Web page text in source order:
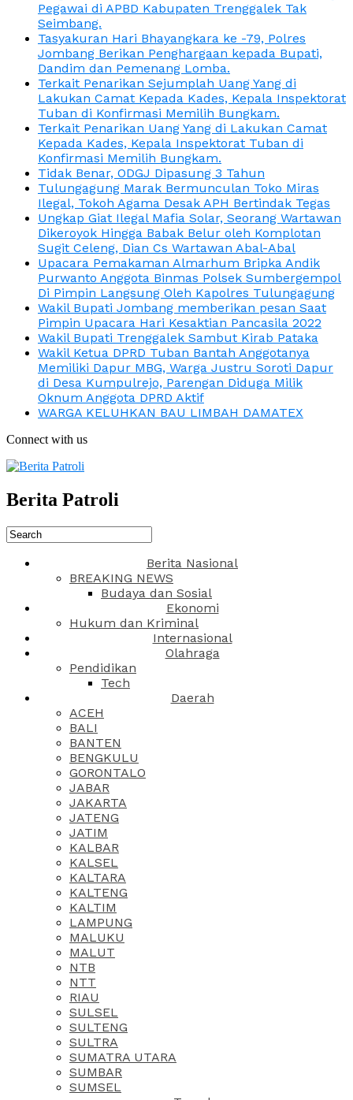
Pegawai di APBD Kabupaten Trenggalek Tak
Seimbang.
Tasyakuran Hari Bhayangkara ke -79, Polres
Jombang Berikan Penghargaan kepada Bupati,
Dandim dan Pemenang Lomba.
Terkait Penarikan Sejumplah Uang Yang di
Lakukan Camat Kepada Kades, Kepala Inspektorat
Tuban di Konfirmasi Memilih Bungkam.
Terkait Penarikan Uang Yang di Lakukan Camat
Kepada Kades, Kepala Inspektorat Tuban di
Konfirmasi Memilih Bungkam.
Tidak Benar, ODGJ Dipasung 3 Tahun
Tulungagung Marak Bermunculan Toko Miras
Ilegal, Tokoh Agama Desak APH Bertindak Tegas
Ungkap Giat Ilegal Mafia Solar, Seorang Wartawan
Dikeroyok Hingga Babak Belur oleh Komplotan
Sugit Celeng, Dian Cs Wartawan Abal-Abal
Upacara Pemakaman Almarhum Bripka Andik
Purwanto Anggota Binmas Polsek Sumbergempol
Di Pimpin Langsung Oleh Kapolres Tulungagung
Wakil Bupati Jombang memberikan pesan Saat
Pimpin Upacara Hari Kesaktian Pancasila 2022
Wakil Bupati Trenggalek Sambut Kirab Pataka
Wakil Ketua DPRD Tuban Bantah Anggotanya
Memiliki Dapur MBG, Warga Justru Soroti Dapur
di Desa Kumpulrejo, Parengan Diduga Milik
Oknum Anggota DPRD Aktif
WARGA KELUHKAN BAU LIMBAH DAMATEX
Connect with us
Berita Patroli
Berita Nasional
BREAKING NEWS
Budaya dan Sosial
Ekonomi
Hukum dan Kriminal
Internasional
Olahraga
Pendidikan
Tech
Daerah
ACEH
BALI
BANTEN
BENGKULU
GORONTALO
JABAR
JAKARTA
JATENG
JATIM
KALBAR
KALSEL
KALTARA
KALTENG
KALTIM
LAMPUNG
MALUKU
MALUT
NTB
NTT
RIAU
SULSEL
SULTENG
SULTRA
SUMATRA UTARA
SUMBAR
SUMSEL